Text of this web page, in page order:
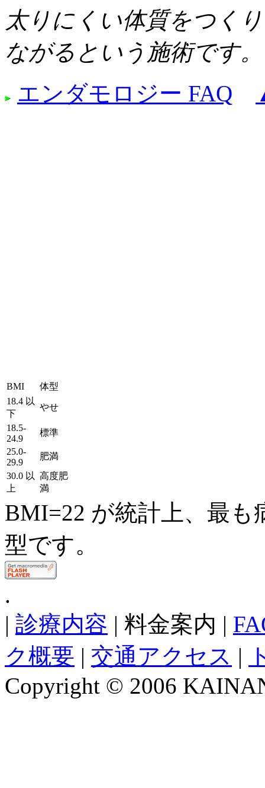
太りにくい体質をつく
ながるという施術です。
エンダモロジー FAQ
BMI
体型
18.4 以
下
やせ
18.5-
24.9
標準
25.0-
29.9
肥満
30.0 以
上
高度肥
満
BMI=22 が統計上、最も
型です。
.
| 診療内容 | 料金案内 |
ク概要 | 交通アクセス |
Copyright © 2006